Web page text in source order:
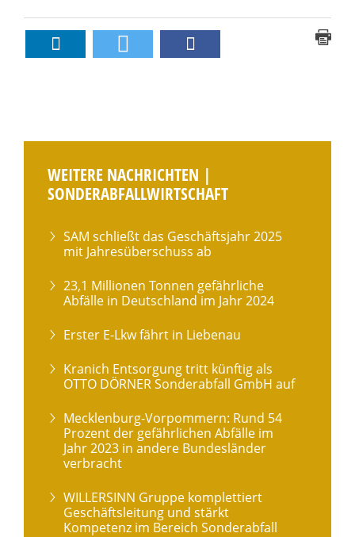
WEITERE NACHRICHTEN |
SONDERABFALLWIRTSCHAFT
SAM schließt das Geschäftsjahr 2025
mit Jahresüberschuss ab
23,1 Millionen Tonnen gefährliche
Abfälle in Deutschland im Jahr 2024
Erster E-Lkw fährt in Liebenau
Kranich Entsorgung tritt künftig als
OTTO DÖRNER Sonderabfall GmbH auf
Mecklenburg-Vorpommern: Rund 54
Prozent der gefährlichen Abfälle im
Jahr 2023 in andere Bundesländer
verbracht
WILLERSINN Gruppe komplettiert
Geschäftsleitung und stärkt
Kompetenz im Bereich Sonderabfall